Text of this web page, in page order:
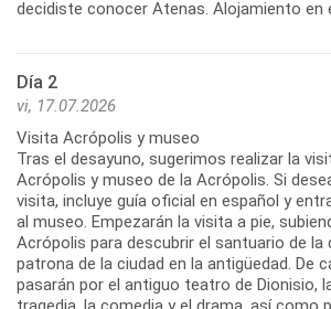
Día 2
vi, 17.07.2026
Visita Acrópolis y museo
Tras el desayuno, sugerimos realizar la
Acrópolis y museo de la Acrópolis. Si
visita, incluye guía oficial en español y
al museo. Empezarán la visita a pie,
Acrópolis para descubrir el santuario de la
patrona de la ciudad en la antigüedad. De
pasarán por el antiguo teatro de Dionisio,